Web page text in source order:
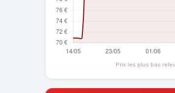
Prix les plus bas